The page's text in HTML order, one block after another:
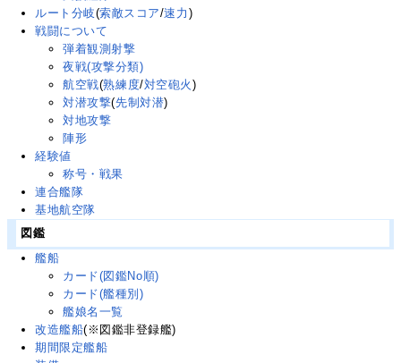
ルート分岐(索敵スコア/速力 )
戦闘について
弾着観測射撃
夜戦(攻撃分類)
航空戦(熟練度/対空砲火 )
対潜攻撃(先制対潜)
対地攻撃
陣形
経験値
称号・戦果
連合艦隊
基地航空隊
図鑑
艦船
カード(図鑑No順)
カード(艦種別)
艦娘名一覧
改造艦船(※図鑑非登録艦)
期間限定艦船